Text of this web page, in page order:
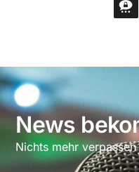
News
Nichts mehr